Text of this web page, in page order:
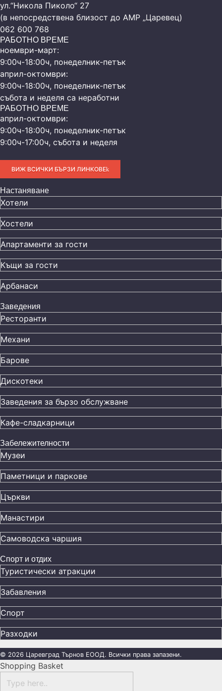
ул.“Никола Пиколо“ 27
(в непосредствена близост до АМР „Царевец)
062 600 768
РАБОТНО ВРЕМЕ
ноември-март:
9:00ч-18:00ч, понеделник-петък
април-октомври:
9:00ч-18:00ч, понеделник-петък
събота и неделя са неработни
РАБОТНО ВРЕМЕ
април-октомври:
9:00ч-18:00ч, понеделник-петък
9:00ч-17:00ч, събота и неделя
ВИЖ ВСИЧКИ БЪРЗИ ЛИНКОВЕ
Настаняване
Хотели
Хостели
Апартаменти за гости
Къщи за гости
Арбанаси
Заведения
Ресторанти
Механи
Барове
Дискотеки
Заведения за бързо обслужване
Кафе-сладкарници
Забележителности
Музеи
Паметници и паркове
Църкви
Манастири
Самоводска чаршия
Спорт и отдих
Туристически атракции
Забавления
Спорт
Разходки
© 2026 Царевград Търнов ЕООД. Всички права запазени.
Shopping Basket